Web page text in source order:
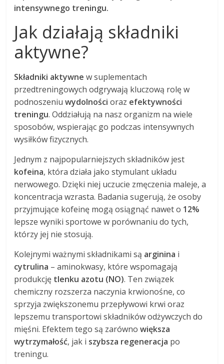
intensywnego treningu.
Jak działają składniki
aktywne?
Składniki aktywne w suplementach
przedtreningowych odgrywają kluczową rolę w
podnoszeniuwydolności oraz efektywności
treningu. Oddziałują na nasz organizm na wiele
sposobów, wspierając go podczas intensywnych
wysiłków fizycznych.
Jednym z najpopularniejszych składników jest
kofeina, która działa jako stymulant układu
nerwowego. Dzięki niej uczucie zmęczenia maleje, a
koncentracja wzrasta. Badania sugerują, że osoby
przyjmujące kofeinę mogą osiągnąć nawet o 12%
lepsze wyniki sportowe w porównaniu do tych,
którzy jej nie stosują.
Kolejnymi ważnymi składnikami są arginina i
cytrulina – aminokwasy, które wspomagają
produkcję tlenku azotu (NO). Ten związek
chemiczny rozszerza naczynia krwionośne, co
sprzyja zwiększonemu przepływowi krwi oraz
lepszemu transportowi składników odżywczych do
mięśni. Efektem tego są zarównowiększa
wytrzymałość, jak i szybsza regeneracja po
treningu.